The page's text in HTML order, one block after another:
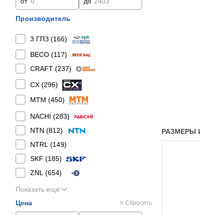
Производитель
3 ГПЗ (166)
BECO (117)
CRAFT (237)
CX (296)
MTM (450)
NACHI (283)
NTN (812)
NTRL (149)
SKF (185)
ZNL (654)
Показать еще
Цена
Сбросить
РАЗМЕРЫ